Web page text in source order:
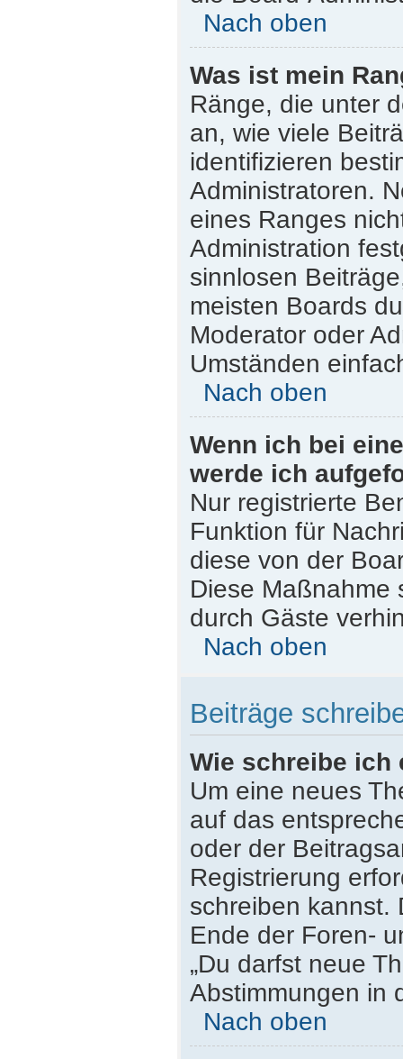
Nach oben
Was ist mein
Ränge, die unter
an, wie viele
identifizieren
Administratoren.
eines Ranges
Administration
sinnlosen
meisten Boards
Moderator oder
Umständen
Nach oben
Wenn ich bei
werde ich
Nur registrierte
Funktion für
diese von der
Diese Maßnahme
durch Gäste
Nach oben
Beiträge
Wie schreibe ich
Um eine neues
auf das
oder der
Registrierung
schreiben kannst.
Ende der Foren-
„Du darfst neue
Abstimmungen in
Nach oben